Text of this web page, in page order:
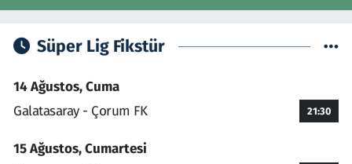
Süper Lig Fikstür
14 Ağustos, Cuma
Galatasaray - Çorum FK
21:30
15 Ağustos, Cumartesi